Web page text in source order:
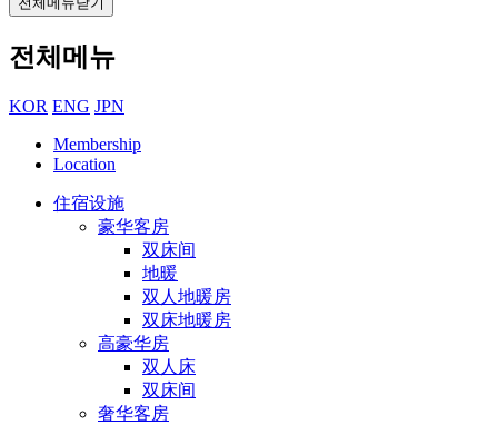
전체메뉴
KOR ENG JPN
Membership
Location
住宿设施
豪华客房
双床间
地暖
双人地暖房
双床地暖房
高豪华房
双人床
双床间
奢华客房